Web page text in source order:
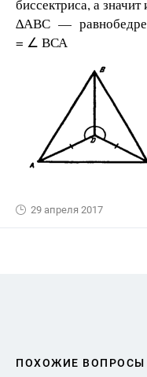
биссектриса, а
∆АВС —
= ∠ ВСА
29 апреля 2017
ПОХОЖИЕ ВОПРОСЫ